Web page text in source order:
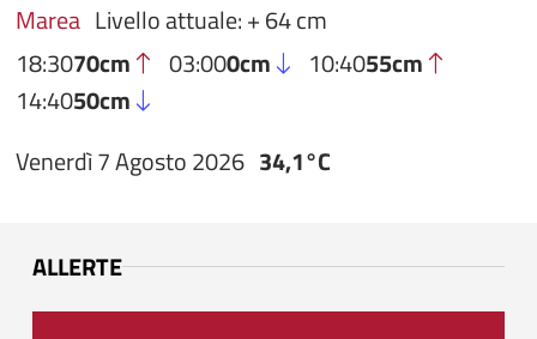
Marea Livello attuale: + 64 cm
18:3070cm 03:000cm 10:4055cm
14:4050cm
Venerdì 7 Agosto 2026 34,1°C
ALLERTE